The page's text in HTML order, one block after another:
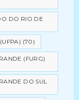
DO RIO DE
(70)
(FURG)
DO SUL